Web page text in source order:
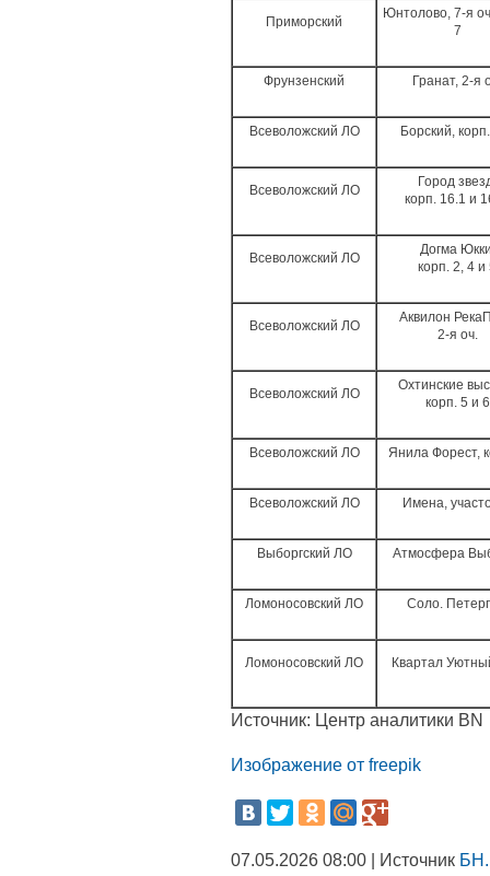
Приморский
Юнтолово, 7-я
7
Фрунзенский Гранат, 2-я
Всеволожский ЛО Борский,
Всеволожский ЛО
Город
корп. 16.1 и
Всеволожский ЛО
Догма
корп. 2, 4 и
Всеволожский ЛО
Аквилон
2-я оч.
Всеволожский ЛО
Охтинские
корп. 5 и 6
Всеволожский ЛО Янила Форест,
Всеволожский ЛО Имена,
Выборгский ЛО Атмосфера
Ломоносовский ЛО Соло.
Ломоносовский ЛО Квартал
Источник: Центр аналитики BN
Изображение от freepik
07.05.2026 08:00 | Источник